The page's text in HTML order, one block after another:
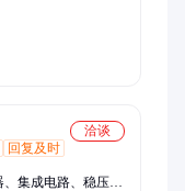
洽谈
回复及时
集成电路、稳压